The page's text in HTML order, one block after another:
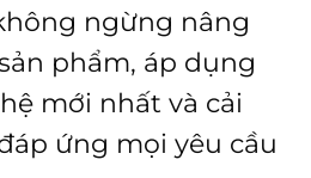
ngừng nâng
phẩm, áp dụng
mới nhất và cải
ứng mọi yêu cầu